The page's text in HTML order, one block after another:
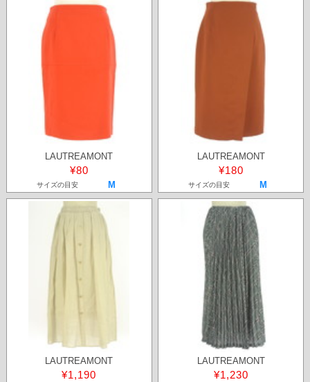
LAUTREAMONT
¥80
サイズの目安 M
LAUTREAMONT
¥180
サイズの目安 M
LAUTREAMONT
¥1,190
LAUTREAMONT
¥1,230